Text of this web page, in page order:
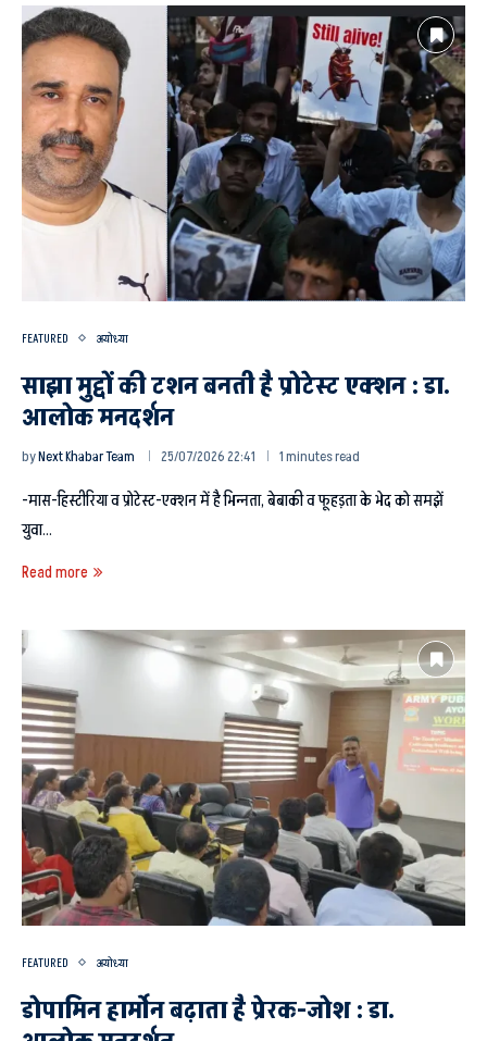
FEATURED अयोध्या
साझा मुद्दों की टशन बनती है प्रोटेस्ट एक्शन : डा.
आलोक मनदर्शन
byNext Khabar Team 25/07/2026 22:41 1 minutes read
-मास-हिस्टीरिया व प्रोटेस्ट-एक्शन में है भिन्नता, बेबाकी व फूहड़ता के भेद को समझें
युवा…
Read more
FEATURED अयोध्या
डोपामिन हार्मोन बढ़ाता है प्रेरक-जोश : डा.